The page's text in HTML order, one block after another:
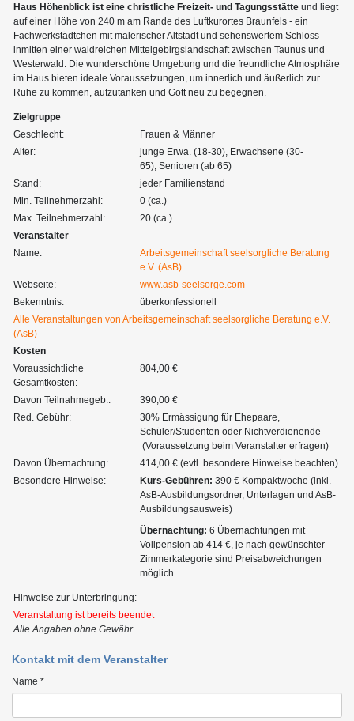
Haus Höhenblick ist eine christliche Freizeit- und Tagungsstätte und liegt
auf einer Höhe von 240 m am Rande des Luftkurortes Braunfels - ein
Fachwerkstädtchen mit malerischer Altstadt und sehenswertem Schloss
inmitten einer waldreichen Mittelgebirgslandschaft zwischen Taunus und
Westerwald. Die wunderschöne Umgebung und die freundliche Atmosphäre
im Haus bieten ideale Voraussetzungen, um innerlich und äußerlich zur
Ruhe zu kommen, aufzutanken und Gott neu zu begegnen.
Zielgruppe
Geschlecht:
Frauen & Männer
Alter:
junge Erwa. (18-30), Erwachsene (30-
65), Senioren (ab 65)
Stand:
jeder Familienstand
Min. Teilnehmerzahl:
0 (ca.)
Max. Teilnehmerzahl:
20 (ca.)
Veranstalter
Name:
Arbeitsgemeinschaft seelsorgliche Beratung
e.V. (AsB)
Webseite:
www.asb-seelsorge.com
Bekenntnis:
überkonfessionell
Alle Veranstaltungen von Arbeitsgemeinschaft seelsorgliche Beratung e.V.
(AsB)
Kosten
Voraussichtliche
Gesamtkosten:
804,00 €
Davon Teilnahmegeb.:
390,00 €
Red. Gebühr:
30% Ermässigung für Ehepaare,
Schüler/Studenten oder Nichtverdienende
(Voraussetzung beim Veranstalter erfragen)
Davon Übernachtung:
414,00 € (evtl. besondere Hinweise beachten)
Besondere Hinweise:
Kurs-Gebühren: 390 € Kompaktwoche (inkl.
AsB-Ausbildungsordner, Unterlagen und AsB-
Ausbildungsausweis)
Übernachtung: 6 Übernachtungen mit
Vollpension ab 414 €, je nach gewünschter
Zimmerkategorie sind Preisabweichungen
möglich.
Hinweise zur Unterbringung:
Veranstaltung ist bereits beendet
Alle Angaben ohne Gewähr
Kontakt mit dem Veranstalter
Name *